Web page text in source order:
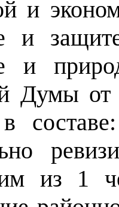
и
и
и
Думы от
из 1